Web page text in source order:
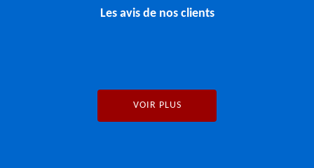
Les avis de nos clients
VOIR PLUS